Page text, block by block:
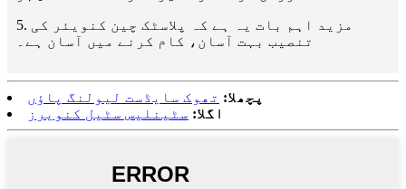
5. مزید اہم بات یہ ہے کہ پلاسٹک چین کنویئر کی
تنصیب بہت آسان، کام کرنے میں آسان ہے۔
پچھلا: تھوک سایڈست لیولنگ پاؤں
اگلا: سٹینلیس سٹیل کنویرز